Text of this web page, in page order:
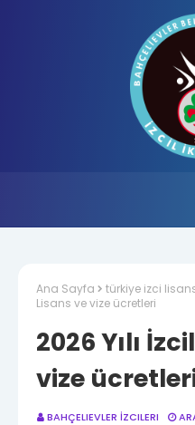
Ana Sayfa türkiye izci
Lisans ve vize ücretleri
2026 Yılı
vize
BAHÇELIEVLER İZCILERI